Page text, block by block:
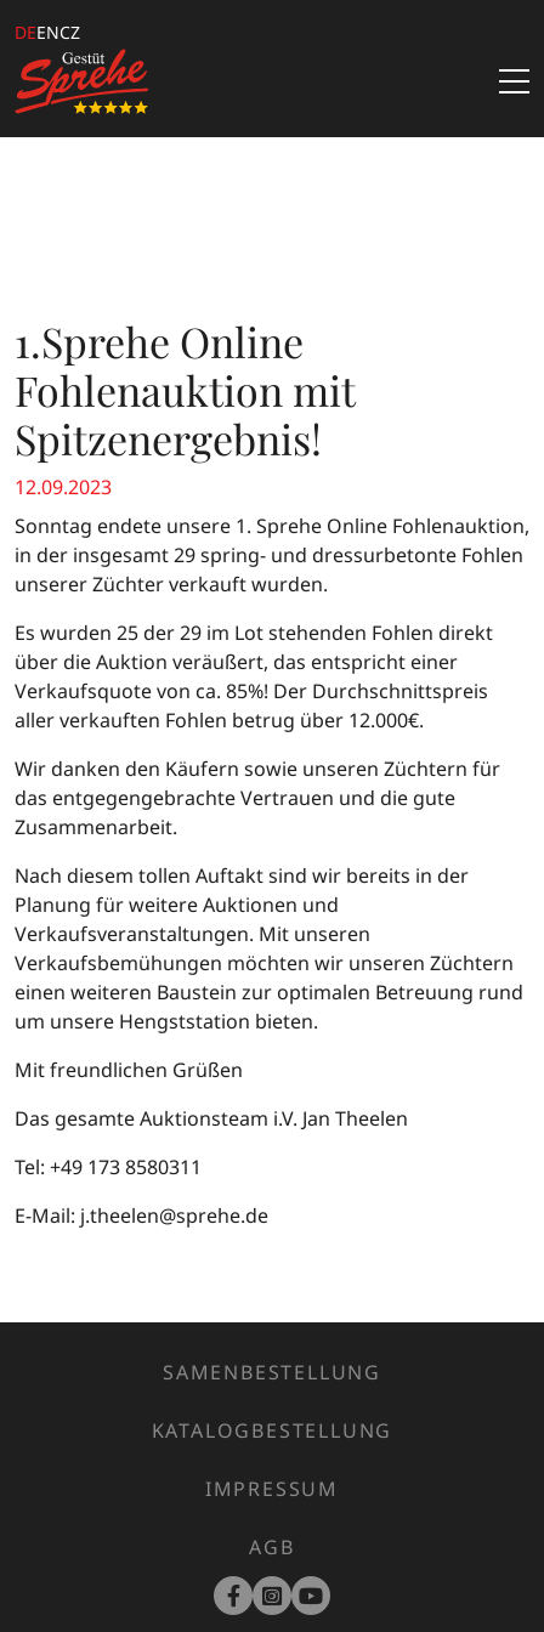
DEENCZ
Katalogbestellung
Über Uns
Team
Kontakt
Kataloge & Angebote
Züchterangebote
Downloads
Sprehe Online Fohlen Auktion
1.Sprehe Online
Fohlenauktion mit
Spitzenergebnis!
12.09.2023
Sonntag endete unsere 1. Sprehe Online Fohlenauktion,
in der insgesamt 29 spring- und dressurbetonte Fohlen
unserer Züchter verkauft wurden.
Es wurden 25 der 29 im Lot stehenden Fohlen direkt
über die Auktion veräußert, das entspricht einer
Verkaufsquote von ca. 85%! Der Durchschnittspreis
aller verkauften Fohlen betrug über 12.000€.
Wir danken den Käufern sowie unseren Züchtern für
das entgegengebrachte Vertrauen und die gute
Zusammenarbeit.
Nach diesem tollen Auftakt sind wir bereits in der
Planung für weitere Auktionen und
Verkaufsveranstaltungen. Mit unseren
Verkaufsbemühungen möchten wir unseren Züchtern
einen weiteren Baustein zur optimalen Betreuung rund
um unsere Hengststation bieten.
Mit freundlichen Grüßen
Das gesamte Auktionsteam i.V. Jan Theelen
Tel: +49 173 8580311
E-Mail: j.theelen@sprehe.de
SAMENBESTELLUNG
KATALOGBESTELLUNG
IMPRESSUM
AGB